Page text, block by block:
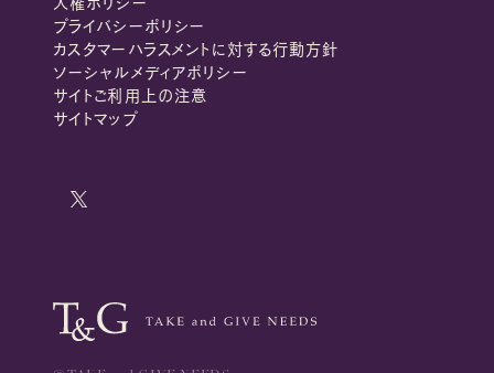
プライバシーポリシー
カスタマーハラスメントに対する行動方針
ソーシャルメディアポリシー
サイトご利用上の注意
サイトマップ